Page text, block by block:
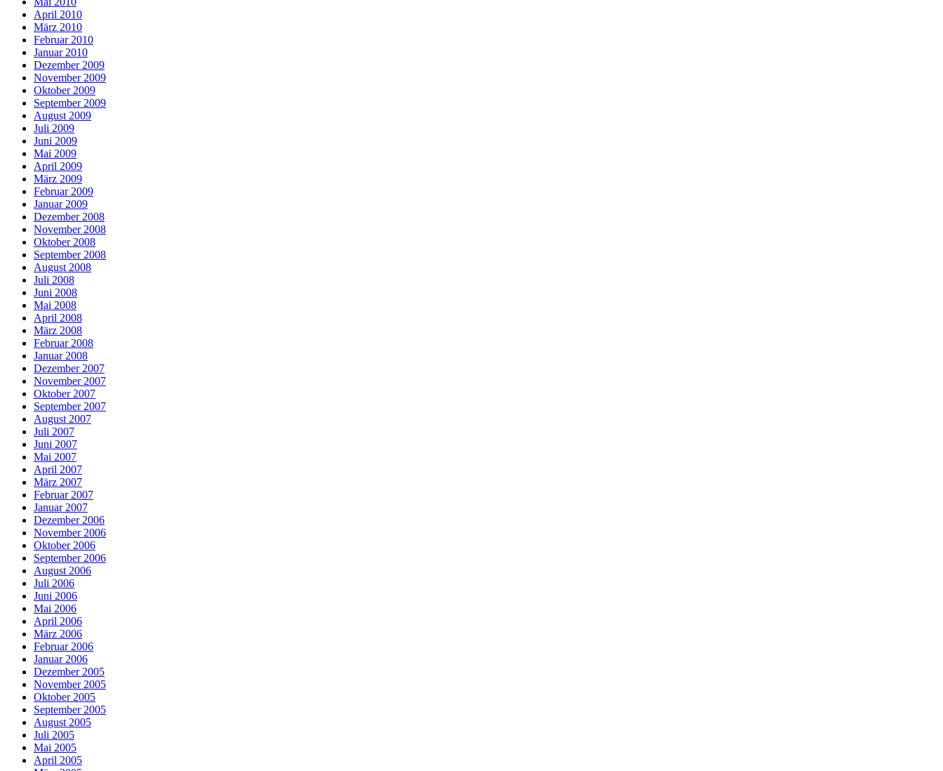
April 2010
März 2010
Februar 2010
Januar 2010
Dezember 2009
November 2009
Oktober 2009
September 2009
August 2009
Juli 2009
Juni 2009
Mai 2009
April 2009
März 2009
Februar 2009
Januar 2009
Dezember 2008
November 2008
Oktober 2008
September 2008
August 2008
Juli 2008
Juni 2008
Mai 2008
April 2008
März 2008
Februar 2008
Januar 2008
Dezember 2007
November 2007
Oktober 2007
September 2007
August 2007
Juli 2007
Juni 2007
Mai 2007
April 2007
März 2007
Februar 2007
Januar 2007
Dezember 2006
November 2006
Oktober 2006
September 2006
August 2006
Juli 2006
Juni 2006
Mai 2006
April 2006
März 2006
Februar 2006
Januar 2006
Dezember 2005
November 2005
Oktober 2005
September 2005
August 2005
Juli 2005
Mai 2005
April 2005